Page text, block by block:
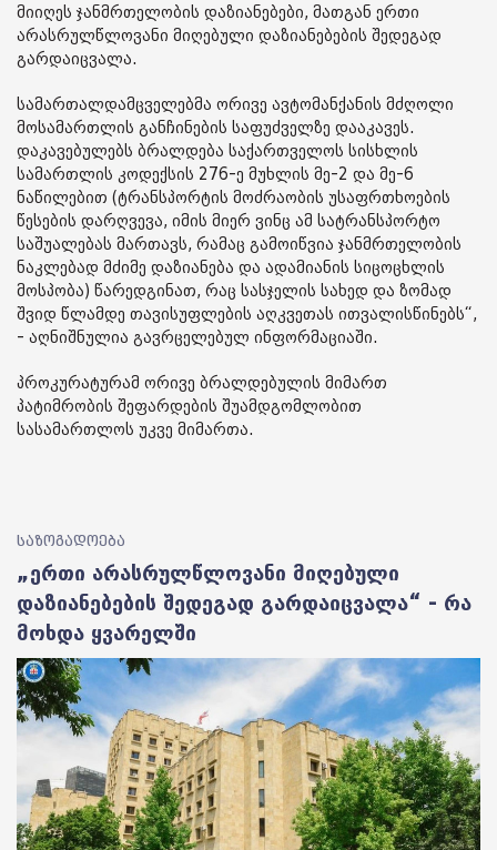
მიიღეს ჯანმრთელობის დაზიანებები, მათგან ერთი
არასრულწლოვანი მიღებული დაზიანებების შედეგად
გარდაიცვალა.
სამართალდამცველებმა ორივე ავტომანქანის მძღოლი
მოსამართლის განჩინების საფუძველზე დააკავეს.
დაკავებულებს ბრალდება საქართველოს სისხლის
სამართლის კოდექსის 276-ე მუხლის მე-2 და მე-6
ნაწილებით (ტრანსპორტის მოძრაობის უსაფრთხოების
წესების დარღვევა, იმის მიერ ვინც ამ სატრანსპორტო
საშუალებას მართავს, რამაც გამოიწვია ჯანმრთელობის
ნაკლებად მძიმე დაზიანება და ადამიანის სიცოცხლის
მოსპობა) წარედგინათ, რაც სასჯელის სახედ და ზომად
შვიდ წლამდე თავისუფლების აღკვეთას ითვალისწინებს“,
- აღნიშნულია გავრცელებულ ინფორმაციაში.
პროკურატურამ ორივე ბრალდებულის მიმართ
პატიმრობის შეფარდების შუამდგომლობით
სასამართლოს უკვე მიმართა.
საზოგადოება
„ერთი არასრულწლოვანი მიღებული
დაზიანებების შედეგად გარდაიცვალა“ - რა
მოხდა ყვარელში